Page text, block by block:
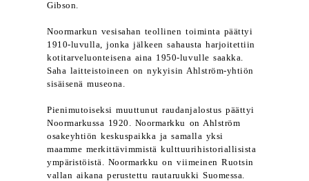
Gibson.
Noormarkun vesisahan teollinen toiminta päättyi
1910-luvulla, jonka jälkeen sahausta harjoitettiin
kotitarveluonteisena aina 1950-luvulle saakka.
Saha laitteistoineen on nykyisin Ahlström-yhtiön
sisäisenä museona.
Pienimutoiseksi muuttunut raudanjalostus päättyi
Noormarkussa 1920. Noormarkku on Ahlström
osakeyhtiön keskuspaikka ja samalla yksi
maamme merkittävimmistä kulttuurihistoriallisista
ympäristöistä. Noormarkku on viimeinen Ruotsin
vallan aikana perustettu rautaruukki Suomessa.